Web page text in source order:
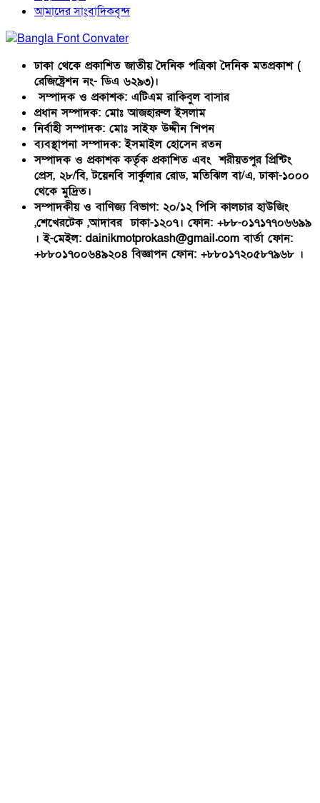
আমাদের সাংবাদিকবৃন্দ
ঢাকা থেকে প্রকাশিত জাতীয় দৈনিক পত্রিকা দৈনিক মতপ্রকাশ (
রেজিষ্ট্রেশন নং- ডিএ ৬২৯৩)।
সম্পাদক ও প্রকাশক: এটিএম রাকিবুল বাসার
প্রধান সম্পাদক: মোঃ আজহারুল ইসলাম
নির্বাহী সম্পাদক: মোঃ সাইফ উদ্দীন শিপন
ব্যবস্থাপনা সম্পাদক: ইসমাইল হোসেন রতন
সম্পাদক ও প্রকাশক কর্তৃক প্রকাশিত এবং শরীয়তপুর প্রিন্টিং
প্রেস, ২৮/বি, টয়েনবি সার্কুলার রোড, মতিঝিল বা/এ, ঢাকা-১০০০
থেকে মুদ্রিত।
সম্পাদকীয় ও বাণিজ্য বিভাগ: ২০/১২ পিসি কালচার হাউজিং
,শেখেরটেক ,আদাবর ঢাকা-১২০৭। ফোন: +৮৮-০১৭১৭৭০৬৬৯৯
। ই-মেইল: dainikmotprokash@gmail.com বার্তা ফোন:
+৮৮০১৭০০৬৪৯২০৪ বিজ্ঞাপন ফোন: +৮৮০১৭২০৫৮৭৯৬৮ ।